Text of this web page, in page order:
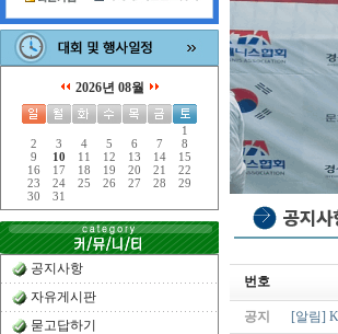
2026년 08월
1
2
3 4 5 6 7
8
9
10 11 12 13 14
15
16
17 18 19 20 21
22
23
24 25 26 27 28
29
30
31
공지사항
자유게시판
묻고답하기
번호
공지 [알림]